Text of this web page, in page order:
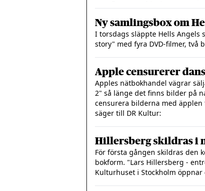
Ny samlingsbox om
I torsdags släppte Hells Angels
story" med fyra DVD-filmer, två
Apple censurerer
Apples nätbokhandel vägrar
2" så länge det finns bilder på
censurera bilderna med
säger till DR Kultur:
Hillersberg skildras i
För första gången skildras den
bokform. "Lars Hillersberg -
Kulturhuset i Stockholm